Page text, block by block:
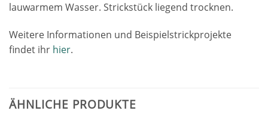
lauwarmem Wasser. Strickstück liegend trocknen.
Weitere Informationen und Beispielstrickprojekte
findet ihr hier.
ÄHNLICHE PRODUKTE